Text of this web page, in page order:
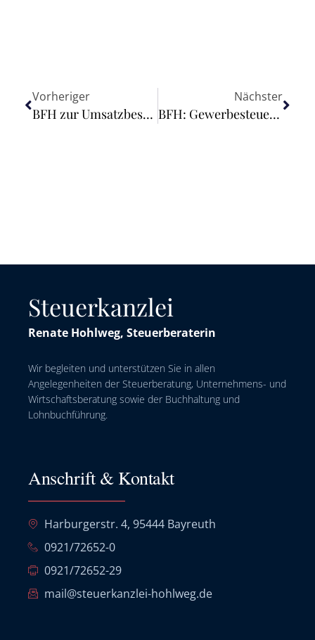
Vorheriger
BFH zur Umsatzbesteuerung der Wärmeabgabe aus einer Biogas-Anlage
Nächster
BFH: Gewerbesteuerrechtliche Hinzurechnung nach § 8 Nr. 4 GewStG bei sog. Drittanstellung von Geschäftsführern
Steuerkanzlei
Renate Hohlweg, Steuerberaterin
Wir begleiten und unterstützen Sie in allen
Angelegenheiten der Steuerberatung, Unternehmens- und
Wirtschaftsberatung sowie der Buchhaltung und
Lohnbuchführung.
Anschrift & Kontakt
Harburgerstr. 4, 95444 Bayreuth
0921/72652-0
0921/72652-29
mail@steuerkanzlei-hohlweg.de